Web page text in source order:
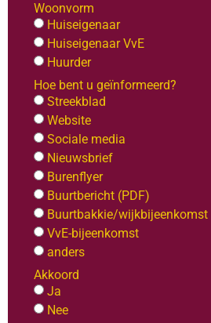
Woonvorm
Huiseigenaar
Huiseigenaar VvE
Huurder
Hoe bent u geïnformeerd?
Streekblad
Website
Sociale media
Nieuwsbrief
Burenflyer
Buurtbericht (PDF)
Buurtbakkie/wijkbijeenkomst
VvE-bijeenkomst
anders
Akkoord
Ja
Nee